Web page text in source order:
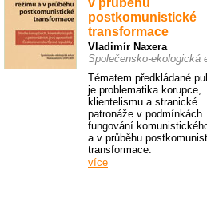
v průběhu
postkomunistické
transformace
Vladimír Naxera
Společensko-ekologická
Tématem předkládané
je problematika korupce,
klientelismu a stranické
patronáže v podmínkách
fungování
a v průběhu
transformace.
více